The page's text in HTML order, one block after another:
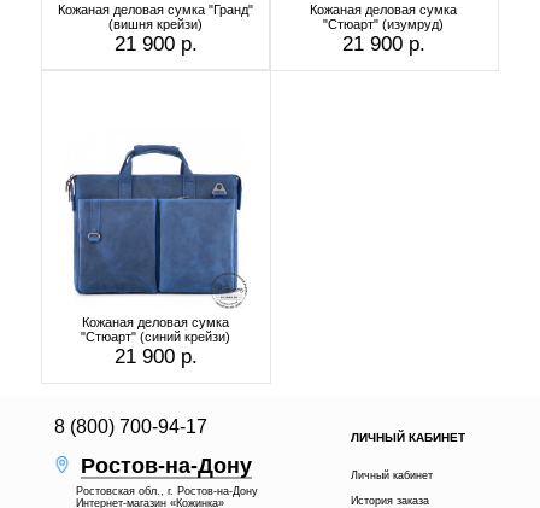
Кожаная деловая сумка "Гранд"
(вишня крейзи)
21 900 р.
Кожаная деловая сумка
"Стюарт" (изумруд)
21 900 р.
Кожаная деловая сумка
"Стюарт" (синий крейзи)
21 900 р.
8 (800) 700-94-17
Ростов-на-Дону
Ростовская обл., г. Ростов-на-Дону
Интернет-магазин «Кожинка»
ЛИЧНЫЙ КАБИНЕТ
Личный кабинет
История заказа